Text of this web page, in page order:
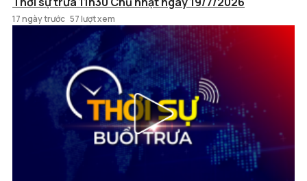
17 ngày trước 57 lượt xem